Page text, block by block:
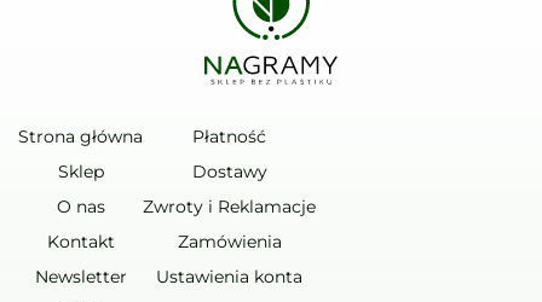
Strona główna
Sklep
O nas
Kontakt
Newsletter
Płatność
Dostawy
Zwroty i Reklamacje
Zamówienia
Ustawienia konta